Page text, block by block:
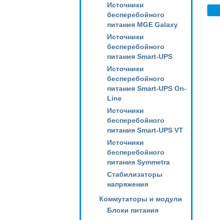
Источники
бесперебойного
питания MGE Galaxy
Источники
бесперебойного
питания Smart-UPS
Источники
бесперебойного
питания Smart-UPS On-
Line
Источники
бесперебойного
питания Smart-UPS VT
Источники
бесперебойного
питания Symmetra
Стабилизаторы
напряжения
Коммутаторы и модули
Блоки питания